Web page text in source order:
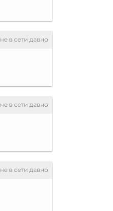
не в сети давно
не в сети давно
не в сети давно